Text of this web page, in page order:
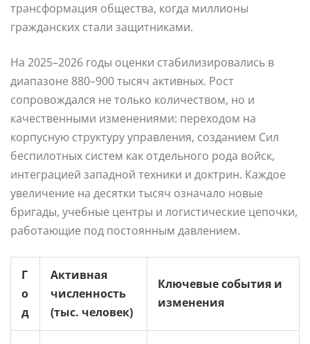
трансформация общества, когда миллионы
гражданских стали защитниками.
На 2025–2026 годы оценки стабилизировались в
диапазоне 880–900 тысяч активных. Рост
сопровождался не только количеством, но и
качественными изменениями: переходом на
корпусную структуру управления, созданием Сил
беспилотных систем как отдельного рода войск,
интеграцией западной техники и доктрин. Каждое
увеличение на десятки тысяч означало новые
бригады, учебные центры и логистические цепочки,
работающие под постоянным давлением.
Г
о
д
Активная
численность
(тыс. человек)
Ключевые события и
изменения